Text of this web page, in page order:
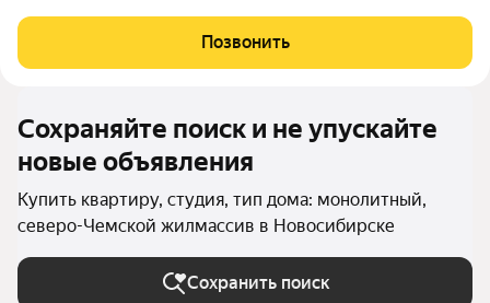
микрорайоне Бугринская роща на ул. Оловозаводской.
Вдохновляющие виды открываются на
Позвонить
Сохраняйте поиск и не упускайте
новые объявления
Купить квартиру, студия, тип дома: монолитный,
северо-Чемской жилмассив в Новосибирске
Сохранить поиск